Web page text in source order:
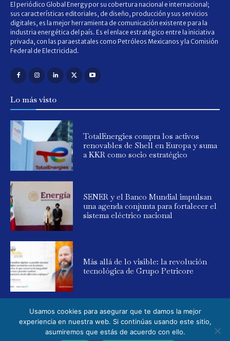
El periódico Global Energy por su cobertura nacional e internacional;
sus características editoriales, de diseño, producción y sus servicios
digitales, es la mejor herramienta de comunicación existente para la
industria energética del país. Es el enlace estratégico entre la iniciativa
privada, con las paraestatales como Petróleos Mexicanos y la Comisión
Federal de Electricidad.
Lo más visto
TotalEnergies compra los activos
renovables de Shell en Europa y suma
a KKR como socio estratégico
SENER y el Banco Mundial impulsan
una agenda conjunta para fortalecer el
sistema eléctrico nacional
Más allá de lo visible: la revolución
tecnológica de Grupo Petricore
© 2025 Global Energy. Todos los derechos reservados. Powered by
Usamos cookies para asegurar que te damos la mejor
experiencia en nuestra web. Si continúas usando este sitio,
asumiremos que estás de acuerdo con ello.